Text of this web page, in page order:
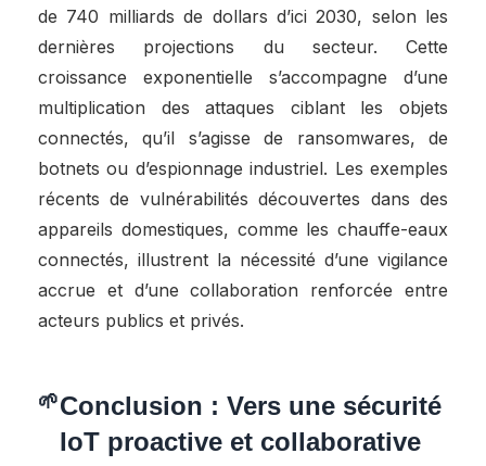
de 740 milliards de dollars d’ici 2030, selon les
dernières projections du secteur. Cette
croissance exponentielle s’accompagne d’une
multiplication des attaques ciblant les objets
connectés, qu’il s’agisse de ransomwares, de
botnets ou d’espionnage industriel. Les exemples
récents de vulnérabilités découvertes dans des
appareils domestiques, comme les chauffe-eaux
connectés, illustrent la nécessité d’une vigilance
accrue et d’une collaboration renforcée entre
acteurs publics et privés.
Conclusion : Vers une sécurité
IoT proactive et collaborative